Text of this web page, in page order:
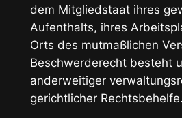
dem Mitgliedstaat ihres
Aufenthalts, ihres
Orts des mutmaßlichen
Beschwerderecht besteht
anderweitiger
gerichtlicher Rechtsbehelfe.